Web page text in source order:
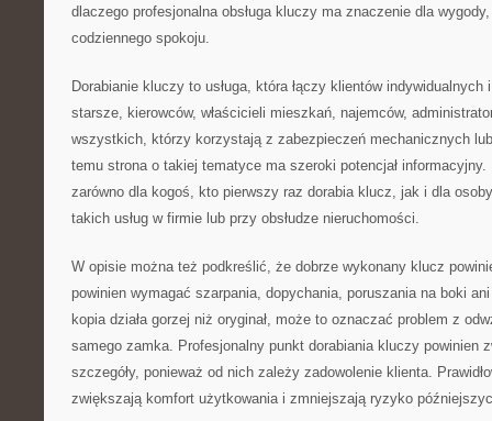
dlaczego profesjonalna obsługa kluczy ma znaczenie dla
codziennego spokoju.
Dorabianie kluczy to usługa, która łączy klientów indywidualnych
starsze, kierowców, właścicieli mieszkań, najemców,
wszystkich, którzy korzystają z zabezpieczeń mechanicznych
temu strona o takiej tematyce ma szeroki potencjał
zarówno dla kogoś, kto pierwszy raz dorabia klucz, jak i dla
takich usług w firmie lub przy obsłudze nieruchomości.
W opisie można też podkreślić, że dobrze wykonany klucz
powinien wymagać szarpania, dopychania, poruszania na boki
kopia działa gorzej niż oryginał, może to oznaczać problem z
samego zamka. Profesjonalny punkt dorabiania kluczy powinien
szczegóły, ponieważ od nich zależy zadowolenie klienta.
zwiększają komfort użytkowania i zmniejszają ryzyko